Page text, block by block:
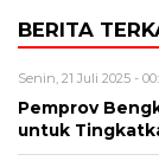
BERITA
Senin, 21 Juli 2025 -
Pemprov
untuk